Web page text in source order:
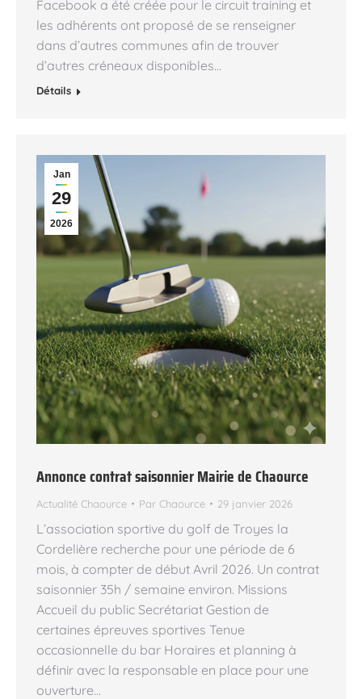
Facebook a été créée pour le circuit training et
les adhérents ont proposé de se renseigner
dans d’autres communes afin de trouver
d’autres créneaux disponibles…
Détails
Jan
29
2026
Annonce contrat saisonnier Mairie de Chaource
Actualité Chaource Par Chaource 29 janvier 2026
L’association sportive du golf de Troyes la
Cordelière recherche pour une période de 6
mois, à compter de début Avril 2026. Un contrat
saisonnier 35h / semaine environ. Missions
Accueil du public Secrétariat Gestion de
certaines épreuves sportives Tenue
occasionnelle du bar Horaires et planning à
définir avec la responsable en place pour une
ouverture…